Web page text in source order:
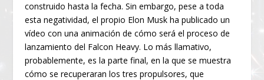
construido hasta la fecha. Sin embargo, pese a toda
esta negatividad, el propio Elon Musk ha publicado un
vídeo con una animación de cómo será el proceso de
lanzamiento del Falcon Heavy. Lo más llamativo,
probablemente, es la parte final, en la que se muestra
cómo se recuperaran los tres propulsores, que